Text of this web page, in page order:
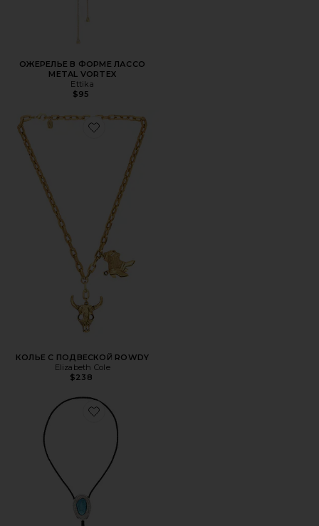
ОЖЕРЕЛЬЕ В ФОРМЕ ЛАССО
METAL VORTEX
Ettika
$95
Favorite КОЛЬЕ С ПОДВЕСКОЙ ROWDY
КОЛЬЕ С ПОДВЕСКОЙ ROWDY
Elizabeth Cole
$238
Favorite ОЖЕРЕЛЬЕ В ФОРМЕ ЛАССО DOLLY